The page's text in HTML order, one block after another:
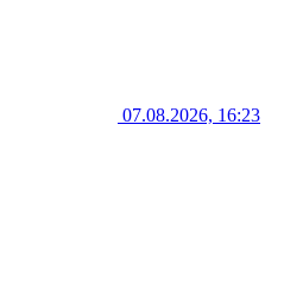
07.08.2026, 16:23